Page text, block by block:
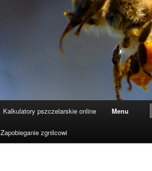
Kalkulatory pszczelarskie online Menu
Zapobieganie zgnilcowi